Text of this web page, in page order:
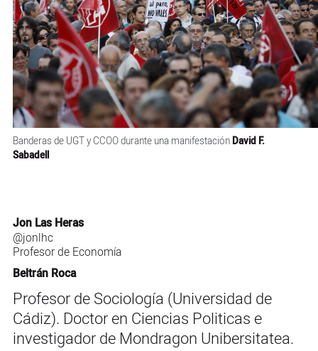
Banderas de UGT y CCOO durante una manifestación David F.
Sabadell
Jon Las Heras
@jonlhc
Profesor de Economía
Beltrán Roca
Profesor de Sociología (Universidad de
Cádiz). Doctor en Ciencias Politicas e
investigador de Mondragon Unibersitatea.